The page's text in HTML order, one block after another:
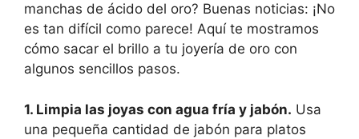
manchas de ácido del oro? Buenas noticias: ¡No
es tan difícil como parece! Aquí te mostramos
cómo sacar el brillo a tu joyería de oro con
algunos sencillos pasos.
1. Limpia las joyas con agua fría y jabón. Usa
una pequeña cantidad de jabón para platos